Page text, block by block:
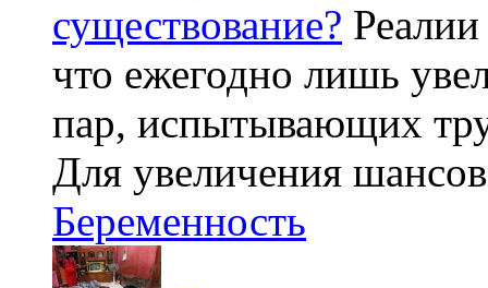
существование?
что ежегодно лишь
пар, испытывающих
Для увеличения
Беременность